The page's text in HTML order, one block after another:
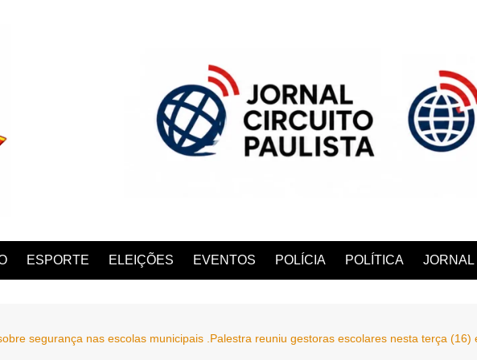
ESPORTE ELEIÇÕES EVENTOS POLÍCIA POLÍTICA
segurança nas escolas municipais .Palestra reuniu gestoras escolares nesta terça (16)